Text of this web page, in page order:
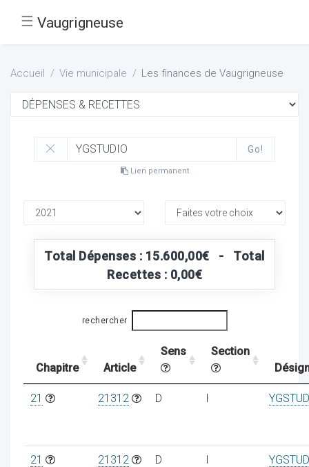
☰ Vaugrigneuse
Accueil Vie municipale Les finances de Vaugrigneuse
Go!
Lien permanent
Total Dépenses : 15.600,00€ - Total
Recettes : 0,00€
rechercher
Chapitre Article
Sens
Section
21 21312 D I
21 21312 D I